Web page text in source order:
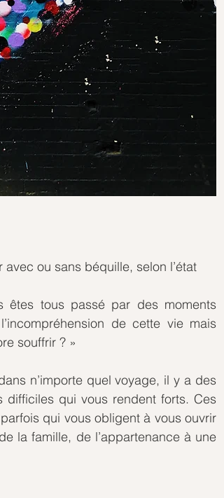
ou sans béquille, selon l’état
êtes tous passé par des moments
de cette vie mais
souffrir ? »
n’importe quel voyage, il y a des
qui vous rendent forts. Ces
qui vous obligent à vous ouvrir
la famille, de l’appartenance à une